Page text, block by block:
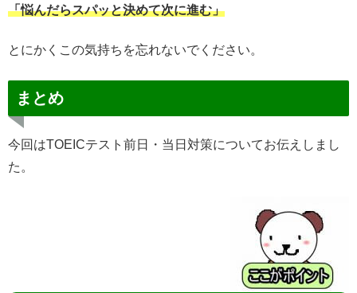
「悩んだらスパッと決めて次に進む」
とにかくこの気持ちを忘れないでください。
まとめ
今回はTOEICテスト前日・当日対策についてお伝えしまし
た。